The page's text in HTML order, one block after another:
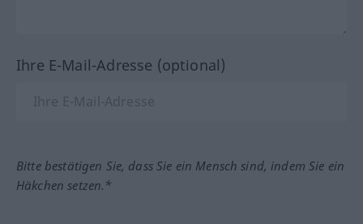
Ihre E-Mail-Adresse (optional)
Bitte bestätigen Sie, dass Sie ein Mensch sind, indem Sie ein
Häkchen setzen.*